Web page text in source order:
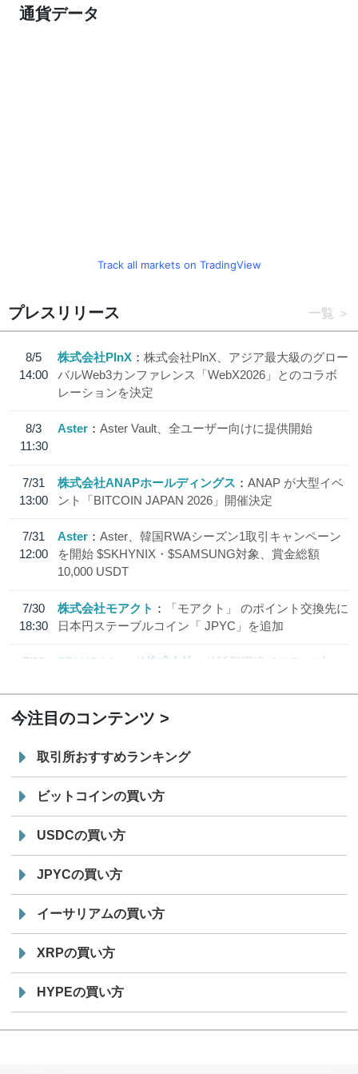
通貨データ
Track all markets on TradingView
プレスリリース 一覧
8/5
14:00
株式会社PlnX
株式会社PlnX、アジア最大級のグロー
バルWeb3カンファレンス「WebX2026」とのコラボ
レーションを決定
8/3
11:30
Aster Aster Vault、全ユーザー向けに提供開始
7/31
13:00
株式会社ANAPホールディングス
ANAP が大型イベ
ント「BITCOIN JAPAN 2026」開催決定
7/31
12:00
Aster
Aster、韓国RWAシーズン1取引キャンペーン
を開始 $SKHYNIX・$SAMSUNG対象、賞金総額
10,000 USDT
7/30
18:30
株式会社モアクト
「モアクト」 のポイント交換先に
日本円ステーブルコイン「 JPYC」を追加
7/29
SBI VCトレード株式会社
信託型円建てステーブル
今注目のコンテンツ
取引所おすすめランキング
ビットコインの買い方
USDCの買い方
JPYCの買い方
イーサリアムの買い方
XRPの買い方
HYPEの買い方